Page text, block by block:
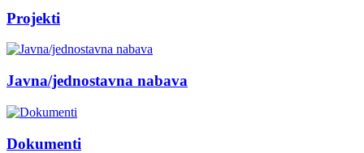
Projekti
Javna/jednostavna nabava
Dokumenti